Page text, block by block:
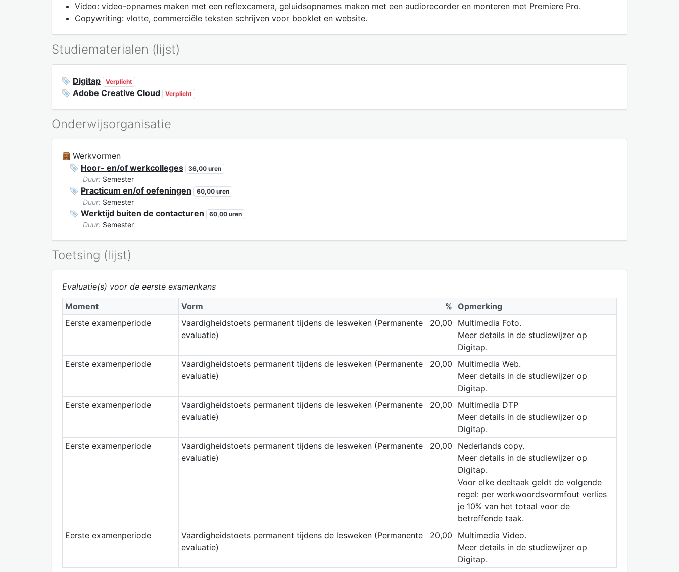
Video: video-opnames maken met een reflexcamera, geluidsopnames maken met een audiorecorder en monteren met Premiere Pro.
Copywriting: vlotte, commerciële teksten schrijven voor booklet en website.
Studiematerialen (lijst)
Digitap Verplicht
Adobe Creative Cloud Verplicht
Onderwijsorganisatie
Werkvormen
Hoor- en/of werkcolleges
36,00 uren
Duur: Semester
Practicum en/of oefeningen 60,00 uren
Duur: Semester
Werktijd buiten de contacturen 60,00 uren
Duur: Semester
Toetsing (lijst)
Evaluatie(s) voor de eerste examenkans
Moment
Vorm % Opmerking
Eerste examenperiode
Vaardigheidstoets permanent tijdens de lesweken (Permanente
evaluatie)
20,00
Multimedia Foto.
Meer details in de studiewijzer op
Digitap.
Eerste examenperiode
Vaardigheidstoets permanent tijdens de lesweken (Permanente
evaluatie)
20,00
Multimedia Web.
Meer details in de studiewijzer op
Digitap.
Eerste examenperiode
Vaardigheidstoets permanent tijdens de lesweken (Permanente
evaluatie)
20,00
Multimedia DTP
Meer details in de studiewijzer op
Digitap.
Eerste examenperiode
Vaardigheidstoets permanent tijdens de lesweken (Permanente
evaluatie)
20,00
Nederlands copy.
Meer details in de studiewijzer op
Digitap.
Voor elke deeltaak geldt de volgende
regel: per werkwoordsvormfout verlies
je 10% van het totaal voor de
betreffende taak.
Eerste examenperiode
Vaardigheidstoets permanent tijdens de lesweken (Permanente
evaluatie)
20,00
Multimedia Video.
Meer details in de studiewijzer op
Digitap.